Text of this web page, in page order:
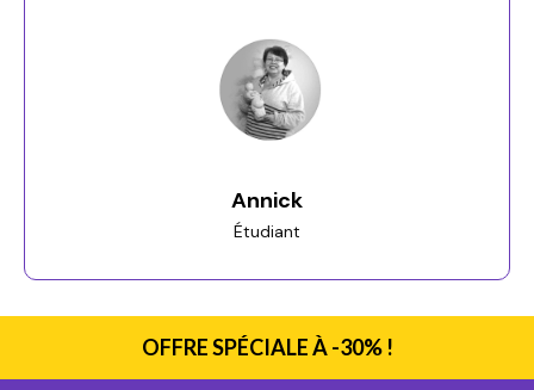
Annick
Étudiant
OFFRE SPÉCIALE À -30% !